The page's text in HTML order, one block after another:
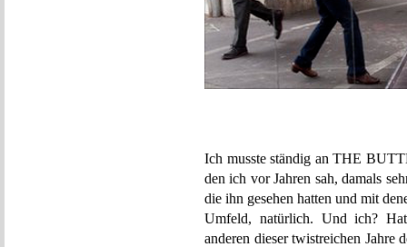
Ich musste ständig an THE
den ich vor Jahren sah, damals
die ihn gesehen hatten und mit
Umfeld, natürlich. Und ich?
anderen dieser twistreichen Jahre